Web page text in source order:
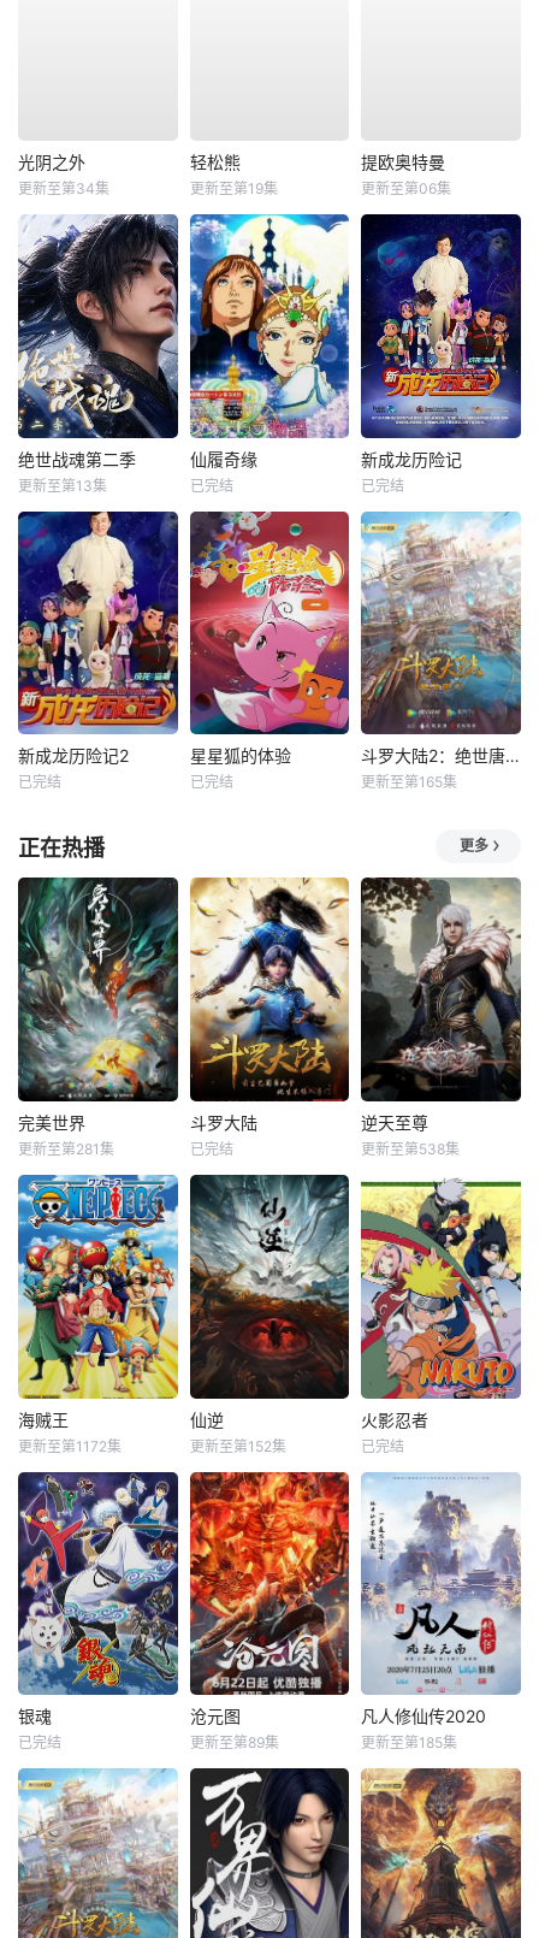
光阴之外
更新至第34集
轻松熊
更新至第19集
提欧奥特曼
更新至第06集
绝世战魂第二季
更新至第13集
仙履奇缘
已完结
新成龙历险记
已完结
新成龙历险记2
已完结
星星狐的体验
已完结
斗罗大陆2：绝世唐门
更新至第165集
正在热播 更多
完美世界
更新至第281集
斗罗大陆
已完结
逆天至尊
更新至第538集
海贼王
更新至第1172集
仙逆
更新至第152集
火影忍者
已完结
银魂
已完结
沧元图
更新至第89集
凡人修仙传2020
更新至第185集